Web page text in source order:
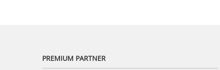
PREMIUM PARTNER